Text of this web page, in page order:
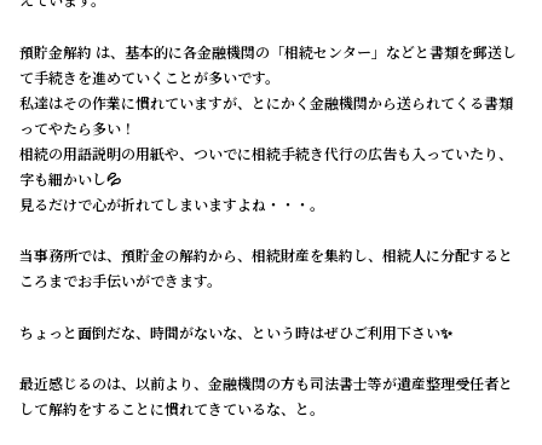
預貯金解約 は、基本的に各金融機関の「相続センター」などと書類を郵送し
て手続きを進めていくことが多いです。
私達はその作業に慣れていますが、とにかく金融機関から送られてくる書類
ってやたら多い！
相続の用語説明の用紙や、ついでに相続手続き代行の広告も入っていたり、
字も細かいし💦
見るだけで心が折れてしまいますよね・・・。
当事務所では、預貯金の解約から、相続財産を集約し、相続人に分配すると
ころまでお手伝いができます。
ちょっと面倒だな、時間がないな、という時はぜひご利用下さい✨
最近感じるのは、以前より、金融機関の方も司法書士等が遺産整理受任者と
して解約をすることに慣れてきているな、と。